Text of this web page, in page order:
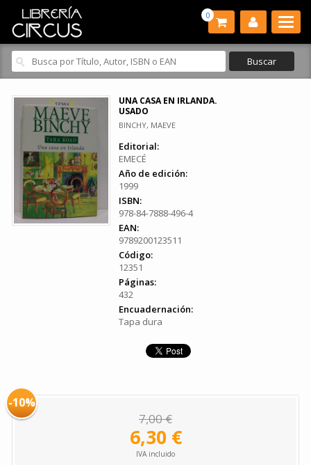
0
UNA CASA EN IRLANDA.
USADO
BINCHY, MAEVE
Editorial:
EMECÉ
Año de edición:
1999
ISBN:
978-84-7888-496-4
EAN:
9789200123511
Código:
12351
Páginas:
432
Encuadernación:
Tapa dura
-10%
7,00 €
6,30 €
IVA incluido